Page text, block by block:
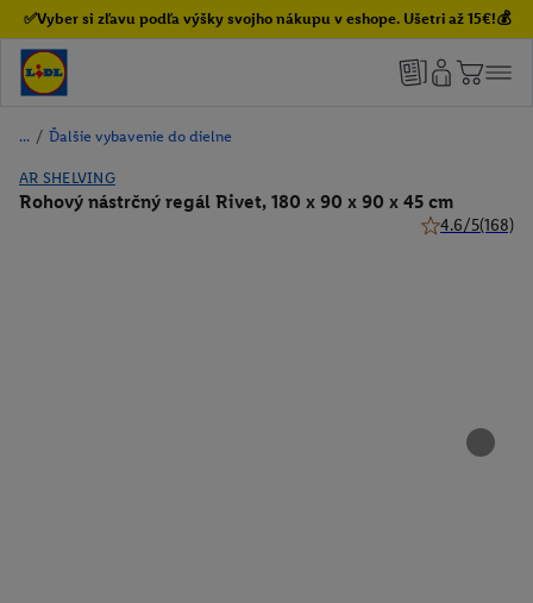
✅Vyber si zľavu podľa výšky svojho nákupu v eshope. Ušetri až 15€!💰
/ Ďalšie vybavenie do dielne
AR SHELVING
Rohový nástrčný regál Rivet, 180 x 90 x 90 x 45 cm
4.6/5(168)